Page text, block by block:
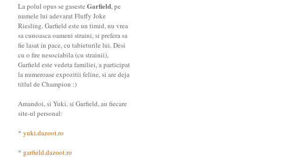
La polul opus se gaseste Garfield, pe
numele lui adevarat Fluffy Joke
Riesling. Garfield este un timid, nu vrea
sa cunoasca oameni straini, si prefera sa
fie lasat in pace, cu tabieturile lui. Desi
cu o fire nesociabila (cu strainii),
Garfield este vedeta familiei, a participat
la numeroase expozitii feline, si are deja
titlul de Champion :)
Amandoi, si Yuki, si Garfield, au fiecare
site-ul personal:
* yuki.dazoot.ro
* garfield.dazoot.ro